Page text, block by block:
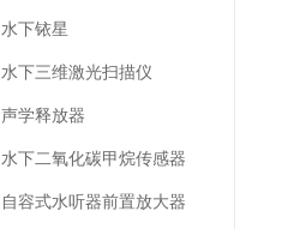
水下铱星
水下三维激光扫描仪
声学释放器
水下二氧化碳甲烷传感器
自容式水听器前置放大器